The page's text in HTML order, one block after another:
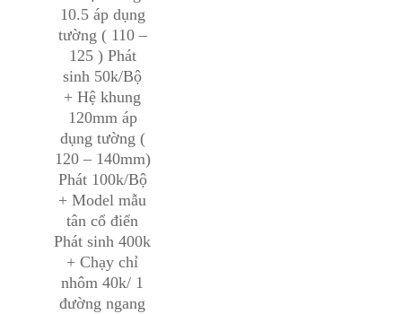
10.5 áp dụng
tường ( 110 –
125 ) Phát
sinh 50k/Bộ
+ Hệ khung
120mm áp
dụng tường (
120 – 140mm)
Phát 100k/Bộ
+ Model mẫu
tân cổ điển
Phát sinh 400k
+ Chạy chỉ
nhôm 40k/ 1
đường ngang